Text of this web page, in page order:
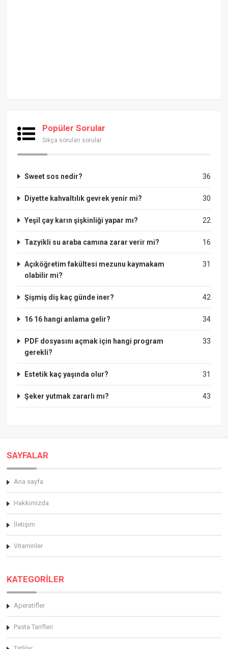
Popüler Sorular
Sıkça sorulan sorular
36
Sweet sos nedir?
30
Diyette kahvaltılık gevrek yenir mi?
22
Yeşil çay karın şişkinliği yapar mı?
16
Tazyikli su araba camına zarar verir mi?
31
Açıköğretim fakültesi mezunu kaymakam
olabilir mi?
42
Şişmiş diş kaç günde iner?
34
16 16 hangi anlama gelir?
33
PDF dosyasını açmak için hangi program
gerekli?
31
Estetik kaç yaşında olur?
43
Şeker yutmak zararlı mı?
SAYFALAR
Ana sayfa
Hakkimizda
İletişim
Vitaminler
KATEGORİLER
Aperatifler
Pasta Tarifleri